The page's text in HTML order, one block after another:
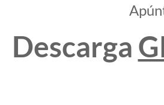
Aroma potente y maduro, con
Descarga